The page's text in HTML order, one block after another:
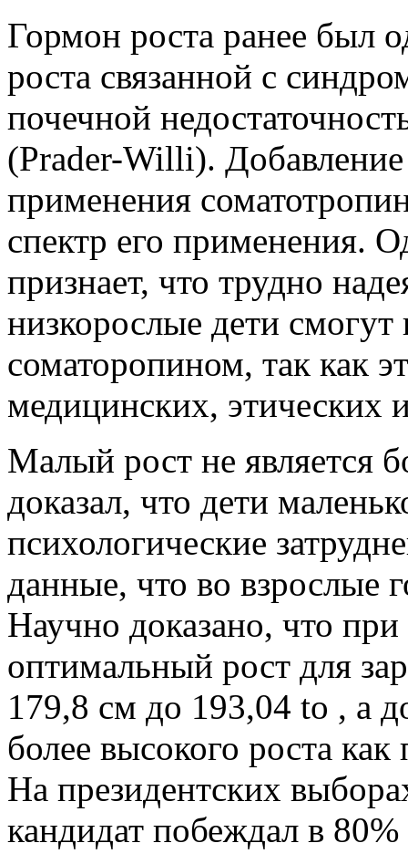
Гормон роста ранее был
роста связанной с
почечной
(Prader-Willi).
применения
спектр его применения.
признает, что трудно
низкорослые дети
соматоропином, так как
медицинских, этических
Малый рост не является
доказал, что дети
психологические
данные, что во взрослые
Научно доказано, что
оптимальный рост для
179,8 см до 193,04 to , а
более высокого роста
На президентских
кандидат побеждал в 80%